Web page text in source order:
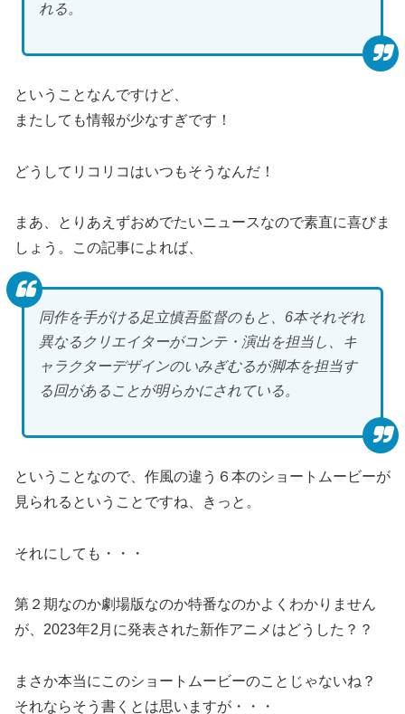
れる。
ということなんですけど、
またしても情報が少なすぎです！
どうしてリコリコはいつもそうなんだ！
まあ、とりあえずおめでたいニュースなので素直に喜びま
しょう。この記事によれば、
同作を手がける足立慎吾監督のもと、6本それぞれ
異なるクリエイターがコンテ・演出を担当し、キ
ャラクターデザインのいみぎむるが脚本を担当す
る回があることが明らかにされている。
ということなので、作風の違う６本のショートムービーが
見られるということですね、きっと。
それにしても・・・
第２期なのか劇場版なのか特番なのかよくわかりません
が、2023年2月に発表された新作アニメはどうした？？
まさか本当にこのショートムービーのことじゃないね？
それならそう書くとは思いますが・・・